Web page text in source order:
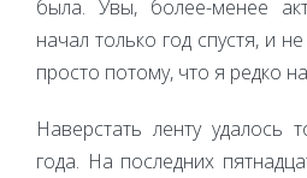
была. Увы, более-менее
начал только год спустя, и
просто потому, что я редко
Наверстать ленту удалось
года. На последних